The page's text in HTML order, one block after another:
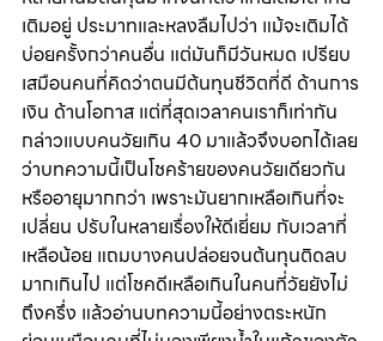
เติมอยู่ ประมาทและหลงลืมไปว่า แม้จะเติมได้
บ่อยครั้งกว่าคนอื่น แต่มันก็มีวันหมด เปรียบ
เสมือนคนที่คิดว่าตนมีต้นทุนชีวิตที่ดี ด้านการ
เงิน ด้านโอกาส แต่ที่สุดเวลาคนเราก็เท่ากัน
กล่าวแบบคนวัยเกิน 40 มาแล้วจึงบอกได้เลย
ว่าบทความนี้เป็นโชคร้ายของคนวัยเดียวกัน
หรืออายุมากกว่า เพราะมันยากเหลือเกินที่จะ
เปลี่ยน ปรับในหลายเรื่องให้ดีเยี่ยม กับเวลาที่
เหลือน้อย แถมบางคนปล่อยจนต้นทุนติดลบ
มากเกินไป แต่โชคดีเหลือเกินในคนที่วัยยังไม่
ถึงครึ่ง แล้วอ่านบทความนี้อย่างตระหนัก